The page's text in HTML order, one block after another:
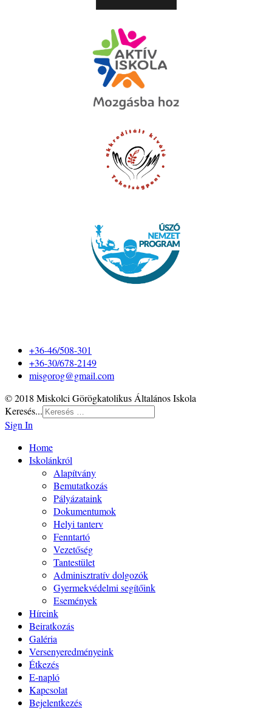
+36-46/508-301
+36-30/678-2149
misgorog@gmail.com
© 2018 Miskolci Görögkatolikus Általános Iskola
Keresés...
Sign In
Home
Iskolánkról
Alapítvány
Bemutatkozás
Pályázataink
Dokumentumok
Helyi tanterv
Fenntartó
Vezetőség
Tantestület
Adminisztratív dolgozók
Gyermekvédelmi segítőink
Események
Híreink
Beiratkozás
Galéria
Versenyeredményeink
Étkezés
E-napló
Kapcsolat
Bejelentkezés